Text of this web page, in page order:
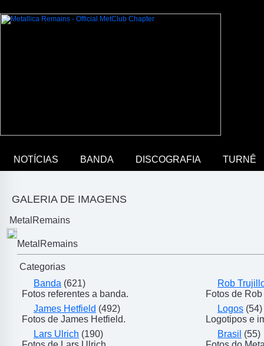
NOTÍCIAS BANDA DISCOGRAFIA TURNÊ
GALERIA DE IMAGENS
MetalRemains
MetalRemains
Categorias
Banda (621)
Fotos referentes a banda.
James Hetfield (492)
Fotos de James Hetfield.
Lars Ulrich (190)
Rob
Fotos de
Logos (54)
Logotipos e
Brasil (55)